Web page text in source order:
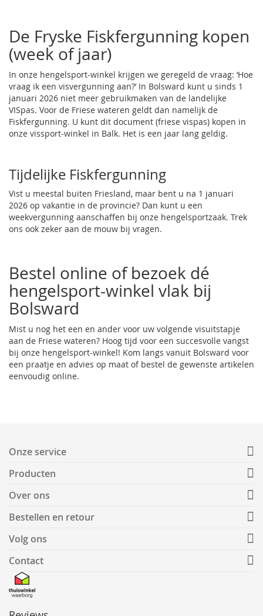
De Fryske Fiskfergunning kopen
(week of jaar)
In onze hengelsport-winkel krijgen we geregeld de vraag: ‘Hoe
vraag ik een visvergunning aan?’ In Bolsward kunt u sinds 1
januari 2026 niet meer gebruikmaken van de landelijke
VISpas. Voor de Friese wateren geldt dan namelijk de
Fiskfergunning. U kunt dit document (friese vispas) kopen in
onze vissport-winkel in Balk. Het is een jaar lang geldig.
Tijdelijke Fiskfergunning
Vist u meestal buiten Friesland, maar bent u na 1 januari
2026 op vakantie in de provincie? Dan kunt u een
weekvergunning aanschaffen bij onze hengelsportzaak. Trek
ons ook zeker aan de mouw bij vragen.
Bestel online of bezoek dé
hengelsport-winkel vlak bij
Bolsward
Mist u nog het een en ander voor uw volgende visuitstapje
aan de Friese wateren? Hoog tijd voor een succesvolle vangst
bij onze hengelsport-winkel! Kom langs vanuit Bolsward voor
een praatje en advies op maat of bestel de gewenste artikelen
eenvoudig online.
Onze service
Producten
Over ons
Bestellen en retour
Volg ons
Contact